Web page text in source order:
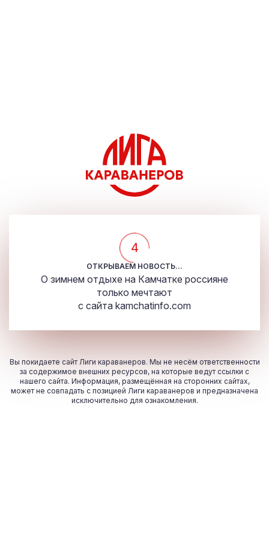
4
ОТКРЫВАЕМ НОВОСТЬ...
О зимнем отдыхе на Камчатке россияне
только мечтают
с сайта kamchatinfo.com
Вы покидаете сайт Лиги караванеров. Мы не несём ответственности
за содержимое внешних ресурсов, на которые ведут ссылки с
нашего сайта. Информация, размещённая на сторонних сайтах,
может не совпадать с позицией Лиги караванеров и предназначена
исключительно для ознакомления.